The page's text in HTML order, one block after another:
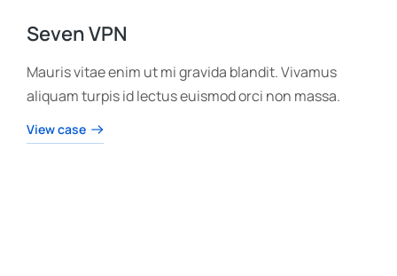
Seven VPN
Mauris vitae enim ut mi gravida blandit. Vivamus
aliquam turpis id lectus euismod orci non massa.
View case